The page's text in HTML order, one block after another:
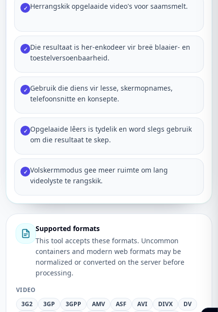
✓ Herrangskik opgelaaide video's voor saamsmelt.
✓ Die resultaat is her-enkodeer vir breë blaaier- en
toestelversoenbaarheid.
✓ Gebruik die diens vir lesse, skermopnames,
telefoonsnitte en konsepte.
✓ Opgelaaide lêers is tydelik en word slegs gebruik
om die resultaat te skep.
✓ Volskermmodus gee meer ruimte om lang
videolyste te rangskik.
Supported formats
This tool accepts these formats. Uncommon
containers and modern web formats may be
normalized or converted on the server before
processing.
VIDEO
3G2
3GP 3GPP AMV ASF AVI DIVX
DV